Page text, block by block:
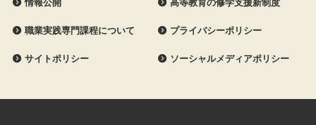
情報公開 高等教育の修学支援新制度
職業実践専門課程について プライバシーポリシー
サイトポリシー ソーシャルメディアポリシー